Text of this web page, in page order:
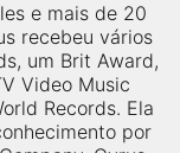
e mais de 20
recebeu vários
um Brit Award,
Video Music
Records. Ela
por